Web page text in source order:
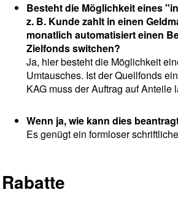
Besteht die Möglichkeit eines
z. B. Kunde zahlt in einen
monatlich automatisiert einen
Zielfonds switchen?
Ja, hier besteht die Möglichkeit
Umtausches. Ist der Quellfonds
KAG muss der Auftrag auf Anteile
Wenn ja, wie kann dies
Es genügt ein formloser
Rabatte